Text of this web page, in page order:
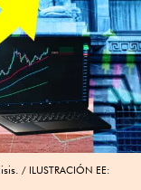
ILUSTRACIÓN EE: